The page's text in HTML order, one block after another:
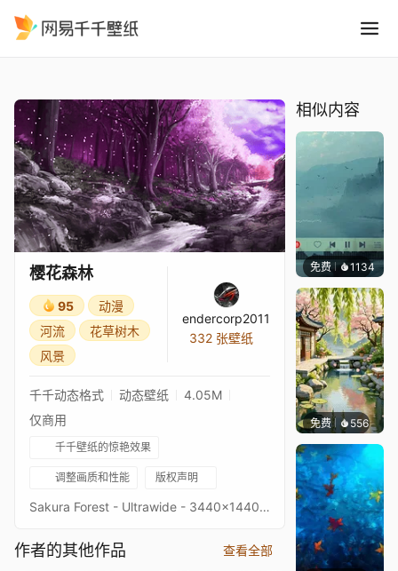
樱花森林
95
动漫
河流
花草树木
风景
endercorp2011
332 张壁纸
千千动态格式 动态壁纸
4.05M
仅商用
千千壁纸的惊艳效果
调整画质和性能 版权声明
Sakura Forest - Ultrawide - 3440x1440Image quality is a priority, high-end setup recommendedKeywords : Forest, Anime, Painting, Sakura, Landscape, Nature, River, Scene, 1440p, HD
作者的其他作品 查看全部
相似内容
免费 1134冰茶
免费 556渔小小